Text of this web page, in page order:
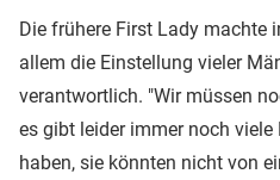
Die frühere First Lady machte
allem die Einstellung vieler
verantwortlich. "Wir müssen
es gibt leider immer noch viele
haben, sie könnten nicht von